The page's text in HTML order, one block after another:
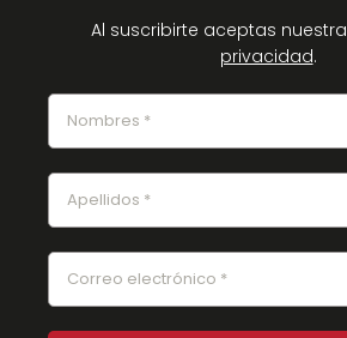
Al suscribirte aceptas nuestra
privacidad.